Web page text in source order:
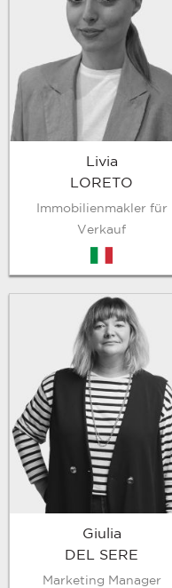
Livia
LORETO
Immobilienmakler für
Verkauf
Giulia
DEL SERE
Marketing Manager